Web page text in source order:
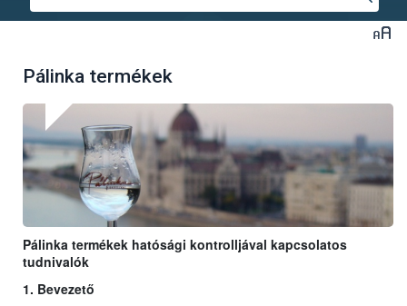
Pálinka termékek
Pálinka termékek hatósági kontrolljával kapcsolatos
tudnivalók
1. Bevezető